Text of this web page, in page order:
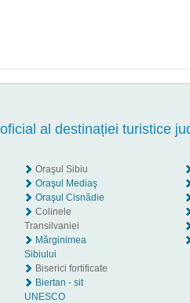
al destinației turistice
Oraşul Sibiu
Oraşul Mediaş
Oraşul Cisnădie
Colinele
Transilvaniei
Mărginimea
Sibiului
Biserici fortificate
Biertan - sit
UNESCO